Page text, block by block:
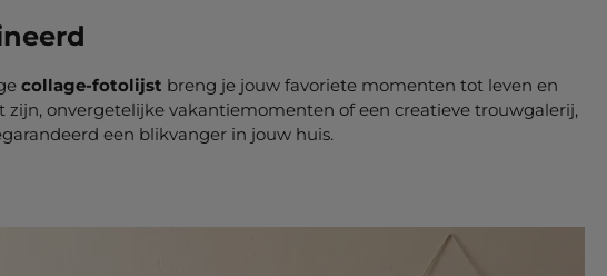
collage-fotolijst breng je jouw favoriete momenten tot leven en
onvergetelijke vakantiemomenten of een creatieve trouwgalerij,
een blikvanger in jouw huis.